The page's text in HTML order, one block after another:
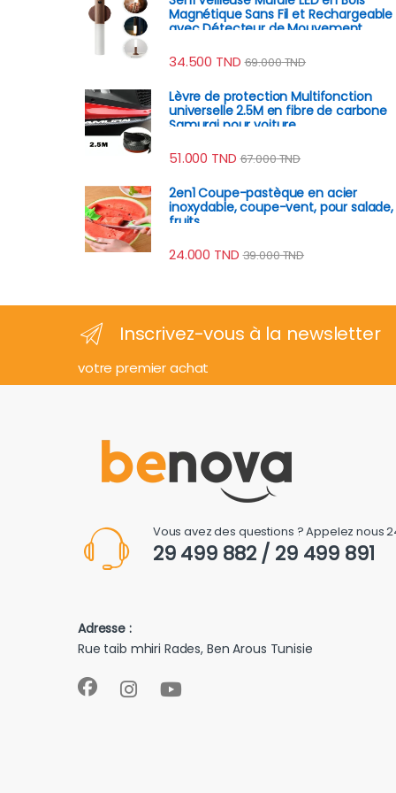
Magnétique Sans Fil et Rechargeable
avec Détecteur de Mouvement
34.500 TND 69.000TND
Lèvre de protection Multifonction
universelle 2.5M en fibre de carbone
Samurai pour voiture
51.000 TND 67.000TND
2en1 Coupe-pastèque en acier
inoxydable, coupe-vent, pour salade,
fruits
24.000 TND 39.000TND
Inscrivez-vous à la newsletter
votre premier achat
Vous avez des questions ? Appelez nous
29 499 882 / 29 499 891
Adresse :
Rue taib mhiri Rades, Ben Arous Tunisie